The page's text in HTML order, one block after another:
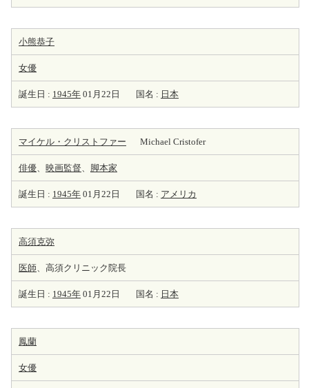
小熊恭子
女優
誕生日 : 1945年 01月22日 国名 : 日本
マイケル・クリストファー Michael Cristofer
俳優、 映画監督、 脚本家
誕生日 : 1945年 01月22日 国名 : アメリカ
高須克弥
医師、高須クリニック院長
誕生日 : 1945年 01月22日 国名 : 日本
鳳蘭
女優